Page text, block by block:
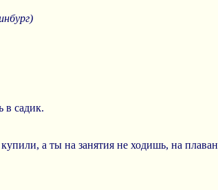
в садик.
купили, а ты на занятия не ходишь, на